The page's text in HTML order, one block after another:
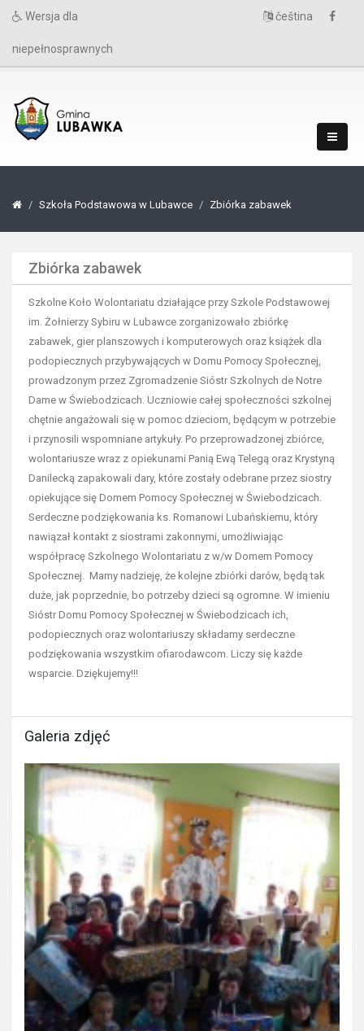
Wersja dla
niepełnosprawnych
čeština
Szkoła Podstawowa w Lubawce Zbiórka zabawek
Zbiórka zabawek
Szkolne Koło Wolontariatu działające przy Szkole Podstawowej
im. Żołnierzy Sybiru w Lubawce zorganizowało zbiórkę
zabawek, gier planszowych i komputerowych oraz książek dla
podopiecznych przybywających w Domu Pomocy Społecznej,
prowadzonym przez Zgromadzenie Sióstr Szkolnych de Notre
Dame w Świebodzicach. Uczniowie całej społeczności szkolnej
chętnie angażowali się w pomoc dzieciom, będącym w potrzebie
i przynosili wspomniane artykuły. Po przeprowadzonej zbiórce,
wolontariusze wraz z opiekunami Panią Ewą Telegą oraz Krystyną
Danilecką zapakowali dary, które zostały odebrane przez siostry
opiekujące się Domem Pomocy Społecznej w Świebodzicach.
Serdeczne podziękowania ks. Romanowi Lubańskiemu, który
nawiązał kontakt z siostrami zakonnymi, umożliwiając
współpracę Szkolnego Wolontariatu z w/w Domem Pomocy
Społecznej. Mamy nadzieję, że kolejne zbiórki darów, będą tak
duże, jak poprzednie, bo potrzeby dzieci są ogromne. W imieniu
Sióstr Domu Pomocy Społecznej w Świebodzicach ich,
podopiecznych oraz wolontariuszy składamy serdeczne
podziękowania wszystkim ofiarodawcom. Liczy się każde
wsparcie. Dziękujemy!!!
Galeria zdjęć